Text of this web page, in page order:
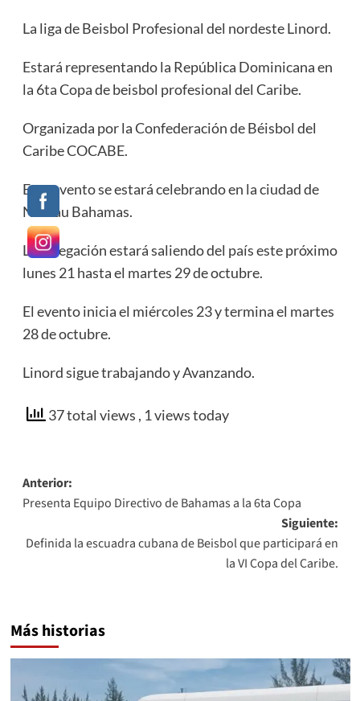
La liga de Beisbol Profesional del nordeste Linord.
Estará representando la República Dominicana en
la 6ta Copa de beisbol profesional del Caribe.
Organizada por la Confederación de Béisbol del
Caribe COCABE.
Este evento se estará celebrando en la ciudad de
Nassau Bahamas.
La delegación estará saliendo del país este próximo
lunes 21 hasta el martes 29 de octubre.
El evento inicia el miércoles 23 y termina el martes
28 de octubre.
Linord sigue trabajando y Avanzando.
37 total views , 1 views today
Navegación
de
entradas
Anterior:
Presenta Equipo Directivo de Bahamas a la 6ta Copa
Siguiente:
Definida la escuadra cubana de Beisbol que participará en
la VI Copa del Caribe.
Más historias